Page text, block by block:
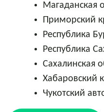
Магаданская
Приморский
Республика
Республика
Сахалинская
Хабаровский
Чукотский